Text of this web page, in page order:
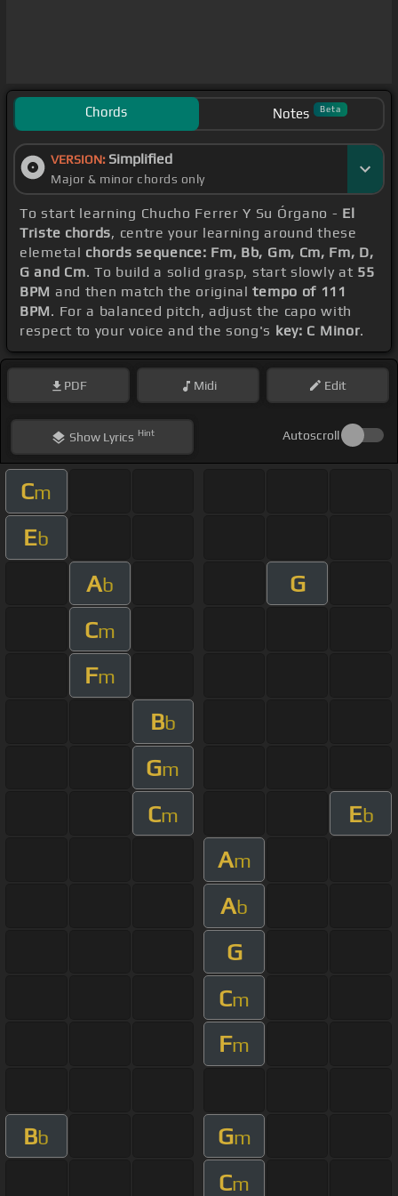
Chords Notes Beta
VERSION: Simplified
Major & minor chords only
To start learning Chucho Ferrer Y Su Órgano - El
Triste chords, centre your learning around these
elemetal chords sequence: Fm, Bb, Gm, Cm, Fm, D,
G and Cm. To build a solid grasp, start slowly at 55
BPM and then match the originaltempo of 111
BPM. For a balanced pitch, adjust the capo with
respect to your voice and the song's key: C Minor.
PDF Midi Edit
ShowLyrics Hint Autoscroll
Cm
Eb
Ab
G
Cm
Fm
Bb
Gm
Cm Eb
Am
Ab
G
Cm
Fm
Bb Gm
Cm